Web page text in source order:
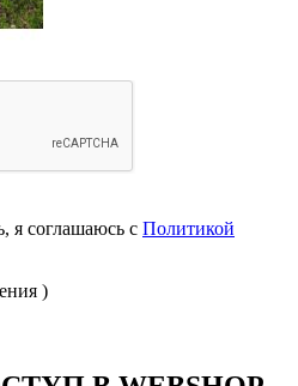
я соглашаюсь с Политикой
)